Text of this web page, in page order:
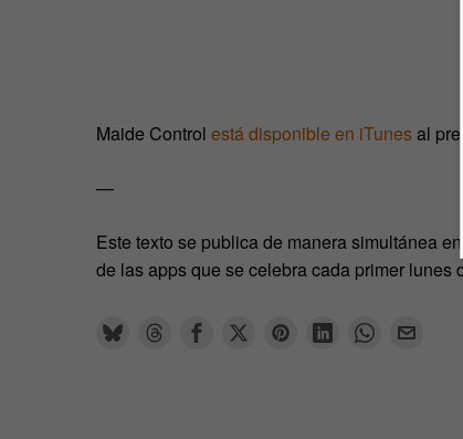
Maide Control está disponible en iTunesal
—
Este texto se publica de manera simultánea en
de las apps que se celebra cada primer lunes